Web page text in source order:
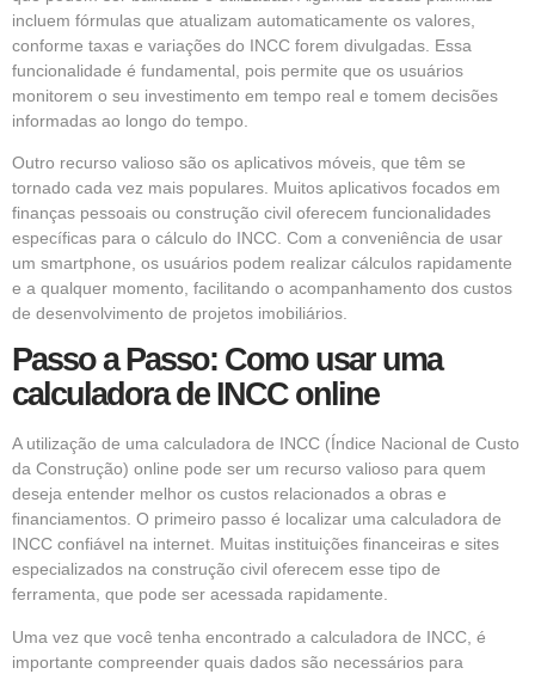
incluem fórmulas que atualizam automaticamente os valores,
conforme taxas e variações do INCC forem divulgadas. Essa
funcionalidade é fundamental, pois permite que os usuários
monitorem o seu investimento em tempo real e tomem decisões
informadas ao longo do tempo.
Outro recurso valioso são os aplicativos móveis, que têm se
tornado cada vez mais populares. Muitos aplicativos focados em
finanças pessoais ou construção civil oferecem funcionalidades
específicas para o cálculo do INCC. Com a conveniência de usar
um smartphone, os usuários podem realizar cálculos rapidamente
e a qualquer momento, facilitando o acompanhamento dos custos
de desenvolvimento de projetos imobiliários.
Passo a Passo: Como usar uma
calculadora de INCC online
A utilização de uma calculadora de INCC (Índice Nacional de Custo
da Construção) online pode ser um recurso valioso para quem
deseja entender melhor os custos relacionados a obras e
financiamentos. O primeiro passo é localizar uma calculadora de
INCC confiável na internet. Muitas instituições financeiras e sites
especializados na construção civil oferecem esse tipo de
ferramenta, que pode ser acessada rapidamente.
Uma vez que você tenha encontrado a calculadora de INCC, é
importante compreender quais dados são necessários para